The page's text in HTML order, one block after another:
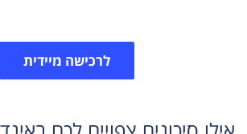
לרכישה מיידית